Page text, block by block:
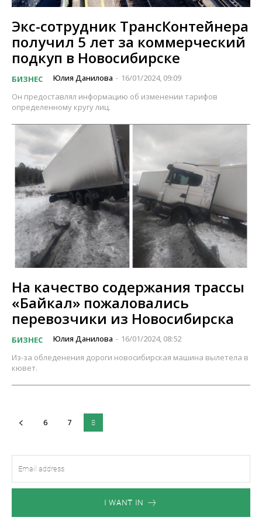
Экс-сотрудник ТрансКонтейнера
получил 5 лет за коммерческий
подкуп в Новосибирске
БИЗНЕС Юлия Данилова - 16/01/2024, 09:09
Он предоставлял информацию об изменении тарифов
определенному кругу лиц.
На качество содержания трассы
«Байкал» пожаловались
перевозчики из Новосибирска
БИЗНЕС Юлия Данилова - 16/01/2024, 08:52
Из-за обледенения дороги новосибирская машина вылетела в
кювет.
6 7 8
I WANT IN